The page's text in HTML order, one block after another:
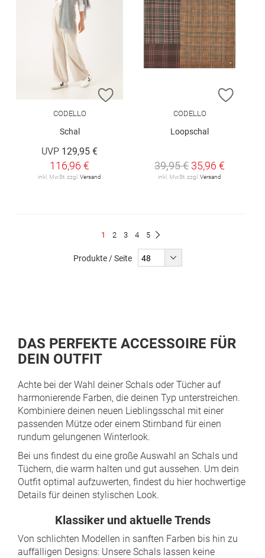
ZUR WUNSCHLISTE HINZUFÜGEN
CODELLO
Schal
UVP 129,95 €
116,96 €
inkl. MwSt. zzgl. Versand
ZUR
CODELLO
Loopschal
39,95 € 35,96 €
inkl. MwSt. zzgl. Versand
Du
1 Seite
2 Seite
3 Seite
4 Seite
5
Produkte / Seite
DAS PERFEKTE ACCESSOIRE FÜR
DEIN OUTFIT
Achte bei der Wahl deiner Schals oder Tücher auf
harmonierende Farben, die deinen Typ unterstreichen.
Kombiniere deinen neuen Lieblingsschal mit einer
passenden Mütze oder einem Stirnband für einen
rundum gelungenen Winterlook.
Bei uns findest du eine große Auswahl an Schals und
Tüchern, die warm halten und gut aussehen. Um dein
Outfit optimal aufzuwerten, findest du hier hochwertige
Details für deinen stylischen Look.
Klassiker und aktuelle Trends
Von schlichten Modellen in sanften Farben bis hin zu
auffälligen Designs: Unsere Schals lassen keine